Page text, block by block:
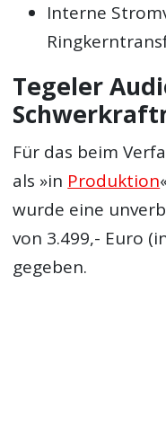
Interne
Tegeler
Für das beim
als »in Produktion
wurde eine
von 3.499,- Euro
gegeben.